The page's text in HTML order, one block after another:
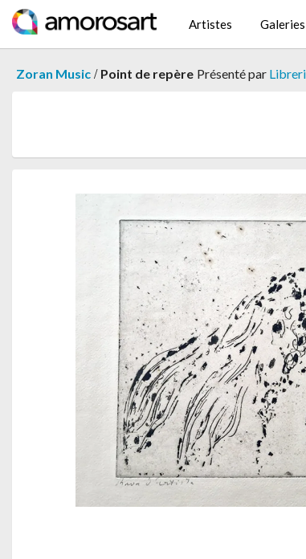
Artistes Galeries
Zoran Music / Point de repère Présenté par